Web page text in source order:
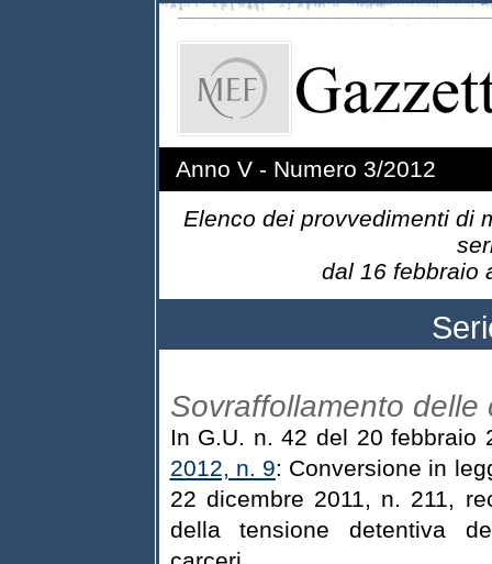
Anno V - Numero 3/2012
Elenco dei provvedimenti di
dal 16
Sovraffollamento delle
In G.U. n. 42 del 20
2012, n. 9: Conversione in
22 dicembre 2011, n. 211,
della tensione detentiva